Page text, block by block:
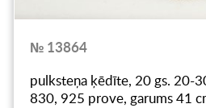
№ 13864
pulksteņa ķēdīte, 20 gs. 20-
830, 925 prove, garums 41